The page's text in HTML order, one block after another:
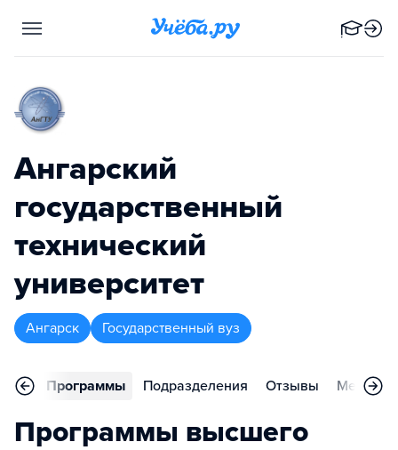
Ангарский
государственный
технический
университет
Ангарск Государственный вуз
Программы Подразделения Отзывы
Программы высшего